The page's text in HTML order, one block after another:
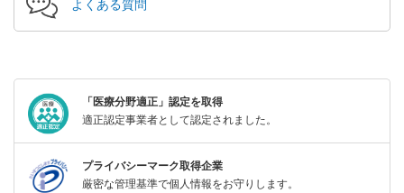
よくある質問
「医療分野適正」認定を取得
適正認定事業者として認定されました。
プライバシーマーク取得企業
厳密な管理基準で個人情報をお守りします。